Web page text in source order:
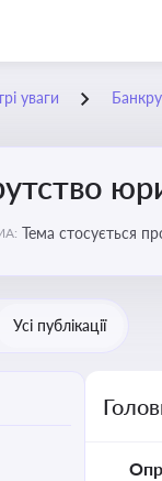
уваги
Тема стосується
Усі публікації